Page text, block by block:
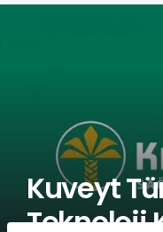
Kuveyt
Teknoloji